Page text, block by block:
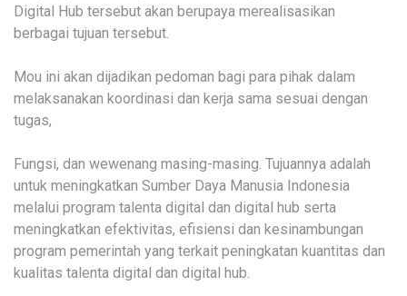
Digital Hub tersebut akan berupaya merealisasikan
berbagai tujuan tersebut.
Mou ini akan dijadikan pedoman bagi para pihak dalam
melaksanakan koordinasi dan kerja sama sesuai dengan
tugas,
Fungsi, dan wewenang masing-masing. Tujuannya adalah
untuk meningkatkan Sumber Daya Manusia Indonesia
melalui program talenta digital dan digital hub serta
meningkatkan efektivitas, efisiensi dan kesinambungan
program pemerintah yang terkait peningkatan kuantitas dan
kualitas talenta digital dan digital hub.